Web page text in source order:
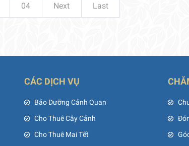
04 Next Last
CÁC DỊCH VỤ
Bảo Dưỡng Cảnh Quan
Cho Thuê Cây Cảnh
Cho Thuê Mai Tết